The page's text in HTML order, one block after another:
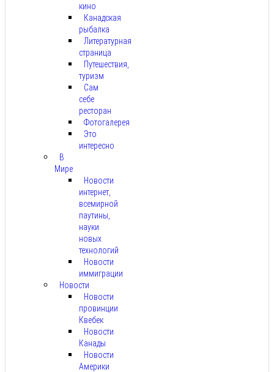
кино
Канадская
рыбалка
Литературная
страница
Путешествия,
туризм
Сам
себе
ресторан
Фотогалерея
Это
интересно
В
Мире
Новости
интернет,
всемирной
паутины,
науки.
новых
технологий
Новости
иммиграции
Новости
Новости
провинции
Квебек
Новости
Канады
Новости
Америки